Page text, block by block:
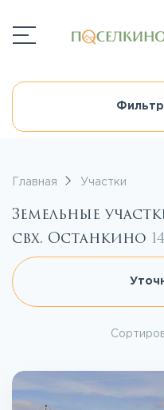
Главная Участки
Земельные
свх. Останкино 14